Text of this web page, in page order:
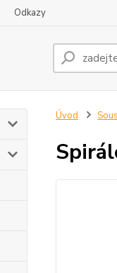
Odkazy
Úvod